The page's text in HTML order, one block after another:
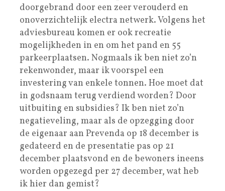
doorgebrand door een zeer verouderd en
onoverzichtelijk electra netwerk. Volgens het
adviesbureau komen er ook recreatie
mogelijkheden in en om het pand en 55
parkeerplaatsen. Nogmaals ik ben niet zo’n
rekenwonder, maar ik voorspel een
investering van enkele tonnen. Hoe moet dat
in godsnaam terug verdiend worden? Door
uitbuiting en subsidies? Ik ben niet zo’n
negatieveling, maar als de opzegging door
de eigenaar aan Prevenda op 18 december is
gedateerd en de presentatie pas op 21
december plaatsvond en de bewoners ineens
worden opgezegd per 27 december, wat heb
ik hier dan gemist?